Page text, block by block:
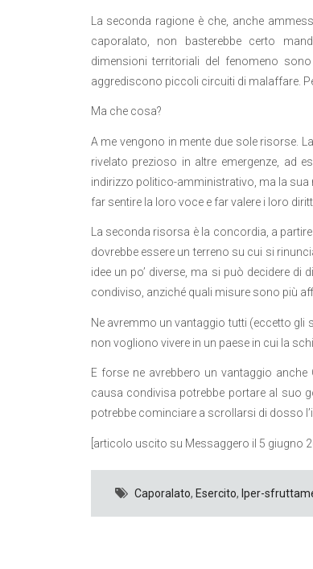
La seconda ragione è che, anche
caporalato, non basterebbe certo
dimensioni territoriali del fenomeno
aggrediscono piccoli circuiti di malaffare.
Ma che cosa?
A me vengono in mente due sole risorse.
rivelato prezioso in altre emergenze, ad
indirizzo politico-amministrativo, ma la sua
far sentire la loro voce e far valere i loro
La seconda risorsa è la concordia, a
dovrebbe essere un terreno su cui si
idee un po’ diverse, ma si può decidere
condiviso, anziché quali misure sono più
Ne avremmo un vantaggio tutti (eccetto
non vogliono vivere in un paese in cui la
E forse ne avrebbero un vantaggio
causa condivisa potrebbe portare al suo
potrebbe cominciare a scrollarsi di dosso
[articolo uscito su Messaggero il 5 giugno
Caporalato, Esercito, Iper-